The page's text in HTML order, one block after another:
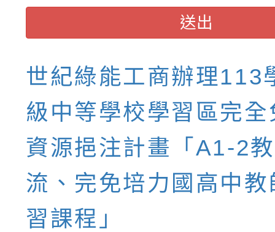
送出
世紀綠能工商辦理113
級中等學校學習區完
資源挹注計畫「A1-2
流、完免培力國高中
習課程」